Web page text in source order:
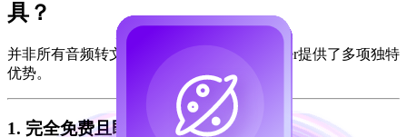
具？
并非所有音频转文本工具都相同。MusicMaker提供了多项独特
优势。
1. 完全免费且即时